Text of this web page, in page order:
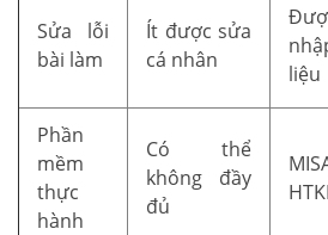
Sửa lỗi
bài làm
Ít được sửa
cá nhân
liệu
Phần
mềm
thực
hành
Có thể
không đầy
đủ